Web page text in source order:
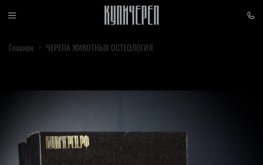
Главная ЧЕРЕПА ЖИВОТНЫХ ОСТЕОЛОГИЯ